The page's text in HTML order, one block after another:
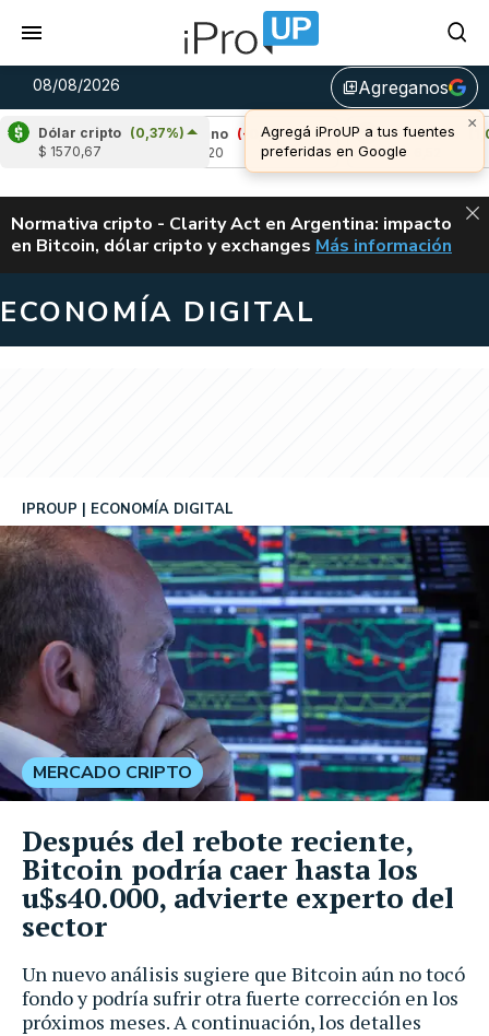
08/08/2026 library_addAgreganos
×
Agregá iProUP a tus fuentes
preferidas en Google
Dólar cripto (0,37%)
$ 1570,67
Cardano
(-0,73%)
Avalanche (1,09%)
u$s 6,52
ALERTA
Normativa cripto - Clarity Act en Argentina: impacto
en Bitcoin, dólar cripto y exchanges CLARITY ACT EN
Más información
ECONOMÍA DIGITAL
Un nuevo análisis sugiere que Bitcoin aún no tocó
fondo y podría sufrir otra fuerte corrección en los
próximos meses. A continuación, los detalles
IPROUP ECONOMÍA DIGITAL
MERCADO CRIPTO
Después del rebote reciente,
Bitcoin podría caer hasta los
u$s40.000, advierte experto del
sector